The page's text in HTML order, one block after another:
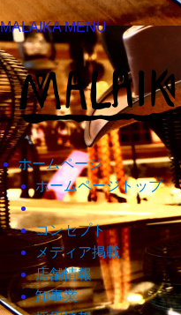
MALAIKA MENU
ホームページ
ホームページトップ
コンセプト
メディア掲載
店舗情報
卸事業